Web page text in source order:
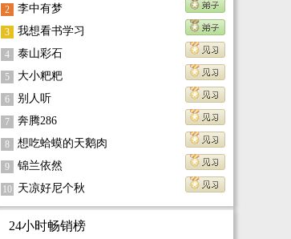
2 李中有梦
3 我想看书学习
4 泰山彩石
5 大小粑粑
6 别人听
7 奔腾286
8 想吃蛤蟆的天鹅肉
9 锦兰依然
10 天凉好尼个秋
24小时畅销榜